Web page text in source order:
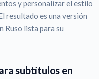
y personalizar el estilo
resultado es una versión
Ruso lista para su
subtítulos en